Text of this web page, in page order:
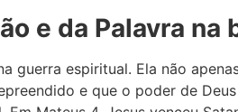
e da Palavra na
guerra espiritual. Ela não
e que o poder de